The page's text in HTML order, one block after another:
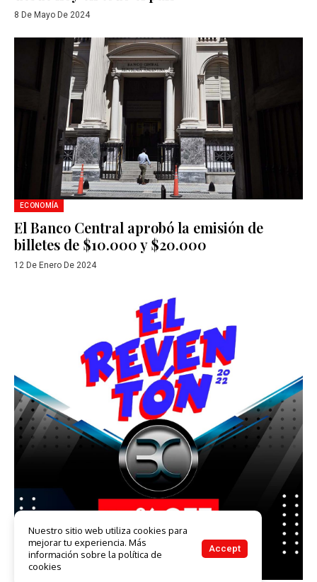
8 De Mayo De 2024
ECONOMÍA
El Banco Central aprobó la emisión de
billetes de $10.000 y $20.000
12 De Enero De 2024
Nuestro sitio web utiliza cookies para
mejorar tu experiencia. Más
información sobre la política de
cookies
Accept